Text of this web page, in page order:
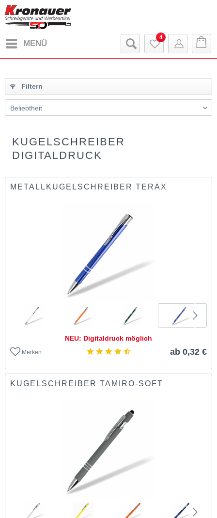
MENÜ
4
Filtern
KUGELSCHREIBER
DIGITALDRUCK
METALLKUGELSCHREIBER TERAX
NEU: Digitaldruck möglich
Merken ab 0,32 €
KUGELSCHREIBER TAMIRO-SOFT